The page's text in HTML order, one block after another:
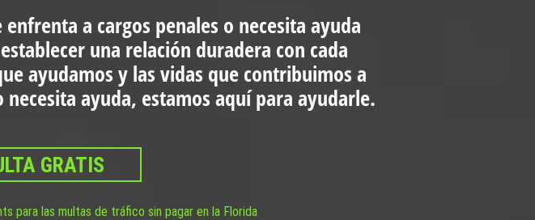
a cargos penales o necesita ayuda
una relación duradera con cada
ayudamos y las vidas que contribuimos a
ayuda, estamos aquí para ayudarle.
GRATIS
para las multas de tráfico sin pagar en la Florida